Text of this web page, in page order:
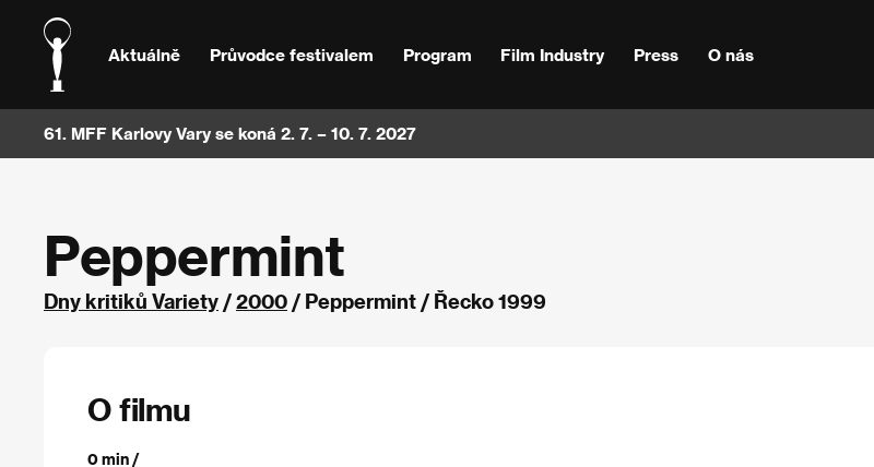
Aktuálně Průvodce festivalem Program Film Industry Press O nás
61. MFF Karlovy Vary se koná 2. 7. – 10. 7. 2027
Peppermint
Dny kritiků Variety /2000 / Peppermint / Řecko 1999
O filmu
0 min /